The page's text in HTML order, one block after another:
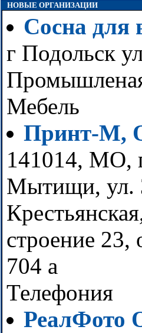
НОВЫЕ ОРГАНИЗАЦИИ
Сосна для
г Подольск
Мебель
Принт-М,
141014, МО,
Мытищи, ул.
строение 23,
704 а
Телефония
РеалФото